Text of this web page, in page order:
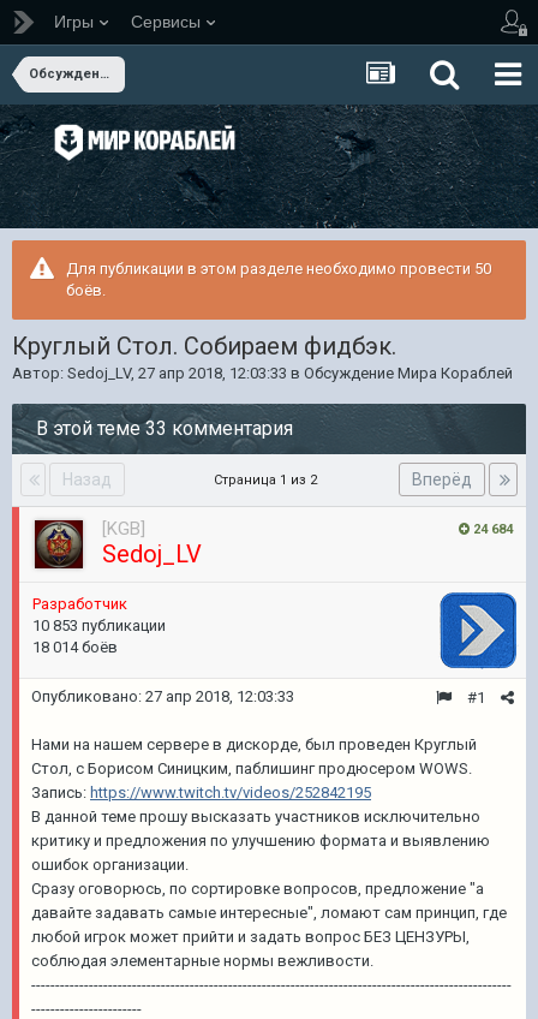
Игры Сервисы
Обсуждение Мира Кораблей
Для публикации в этом разделе необходимо провести 50
боёв.
Круглый Стол. Собираем фидбэк.
Автор: Sedoj_LV, 27 апр 2018, 12:03:33 в Обсуждение Мира Кораблей
В этой теме 33 комментария
Назад Вперёд
Страница 1 из 2
24 684
[KGB]
Sedoj_LV
Pазработчик
10 853 публикации
18 014 боёв
#1
Опубликовано: 27 апр 2018, 12:03:33
Нами на нашем сервере в дискорде, был проведен Круглый
Стол, с Борисом Синицким, паблишинг продюсером WOWS.
Запись: https://www.twitch.tv/videos/252842195
В данной теме прошу высказать участников исключительно
критику и предложения по улучшению формата и выявлению
ошибок организации.
Сразу оговорюсь, по сортировке вопросов, предложение "а
давайте задавать самые интересные", ломают сам принцип, где
любой игрок может прийти и задать вопрос БЕЗ ЦЕНЗУРЫ,
соблюдая элементарные нормы вежливости.
----------------------------------------------------------------------------------------------------
-----------------------